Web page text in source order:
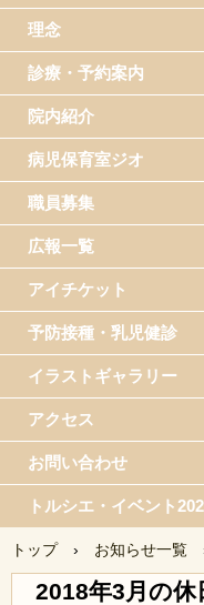
理念
診療・予約案内
院内紹介
病児保育室ジオ
職員募集
広報一覧
アイチケット
予防接種・乳児健診
イラストギャラリー
アクセス
お問い合わせ
トルシエ・イベント
トップ › お知らせ一覧
2018年3月の休